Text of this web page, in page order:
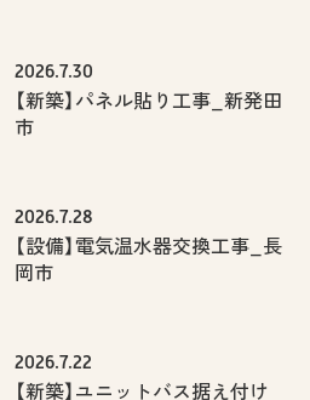
2026.7.30
【新築】パネル貼り工事_新発田
市
2026.7.28
【設備】電気温水器交換工事_長
岡市
2026.7.22
【新築】ユニットバス据え付け